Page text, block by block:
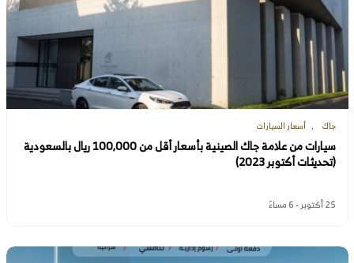
جاك أسعار السيارات
سيارات من علامة جاك الصينية بأسعار أقل من 100,000 ريال بالسعودية
(تحديثات أكتوبر 2023)
25 أكتوبر - 6 مساءً